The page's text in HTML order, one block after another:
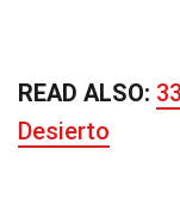
READ ALSO:
Desierto